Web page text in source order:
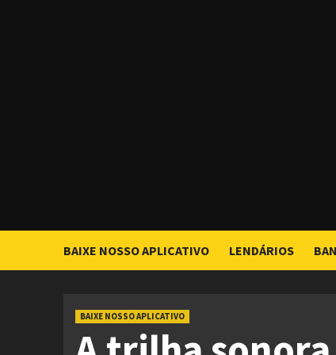
BAIXE NOSSO APLICATIVO LENDÁRIOS
BAIXE NOSSO APLICATIVO